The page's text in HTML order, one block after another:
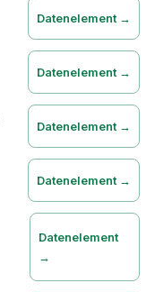
Datenelement →
Datenelement →
Datenelement →
Datenelement →
Datenelement
→